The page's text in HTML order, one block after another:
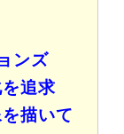
ンズ
追求
描いて